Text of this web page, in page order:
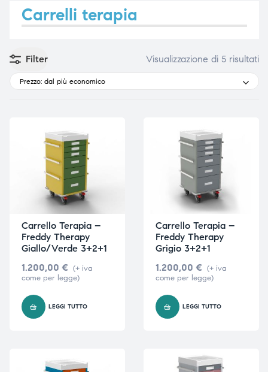
Carrelli terapia
Filter Visualizzazione di 5 risultati
Prezzo: dal più economico
Carrello Terapia –
Freddy Therapy
Giallo/Verde 3+2+1
1.200,00 € (+ iva
come per legge)
LEGGI TUTTO
Carrello Terapia –
Freddy Therapy
Grigio 3+2+1
1.200,00 € (+ iva
come per legge)
LEGGI TUTTO